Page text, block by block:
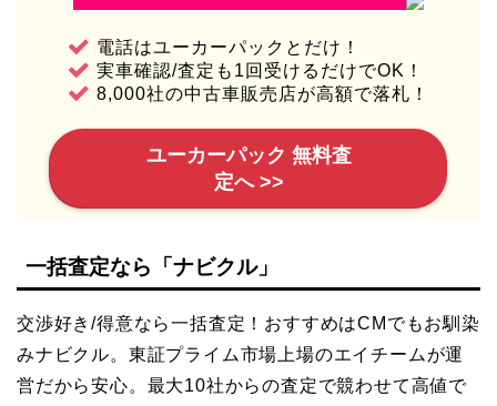
電話はユーカーパックとだけ！
実車確認/査定も1回受けるだけでOK！
8,000社の中古車販売店が高額で落札！
ユーカーパック 無料査
定へ >>
一括査定なら「ナビクル」
交渉好き/得意なら一括査定！おすすめはCMでもお馴染
みナビクル。東証プライム市場上場のエイチームが運
営だから安心。最大10社からの査定で競わせて高値で